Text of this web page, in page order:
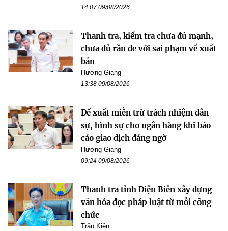
14:07 09/08/2026
Thanh tra, kiểm tra chưa đủ mạnh,
chưa đủ răn đe với sai phạm về xuất
bản
Hương Giang
13:38 09/08/2026
Đề xuất miễn trừ trách nhiệm dân
sự, hình sự cho ngân hàng khi báo
cáo giao dịch đáng ngờ
Hương Giang
09:24 09/08/2026
Thanh tra tỉnh Điện Biên xây dựng
văn hóa đọc pháp luật từ mỗi công
chức
Trần Kiên